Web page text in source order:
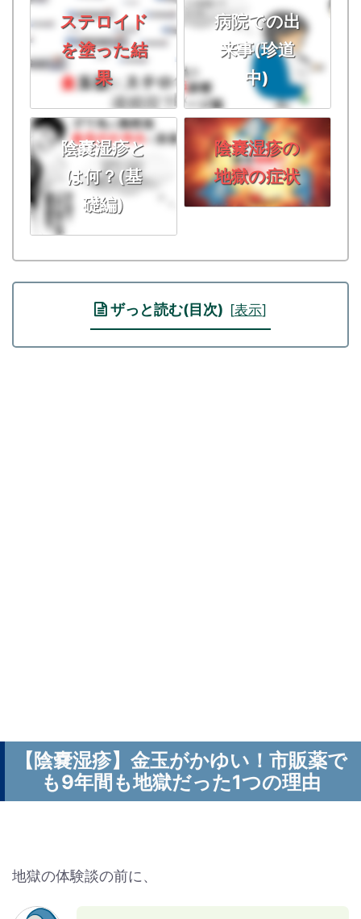
ステロイド
を塗った結
果
病院での出
来事(珍道
中)
陰嚢湿疹と
は何？(基
礎編)
陰嚢湿疹の
地獄の症状
ザっと読む(目次) [表示]
【陰嚢湿疹】金玉がかゆい！市販薬で
も9年間も地獄だった1つの理由
地獄の体験談の前に、